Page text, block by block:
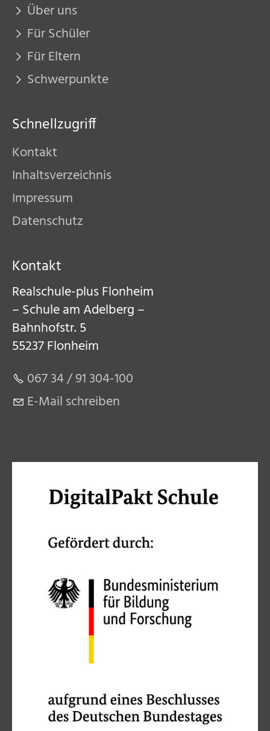
Über uns
Für Schüler
Für Eltern
Schwerpunkte
Schnellzugriff
Kontakt
Inhaltsverzeichnis
Impressum
Datenschutz
Kontakt
Realschule-plus Flonheim
– Schule am Adelberg –
Bahnhofstr. 5
55237 Flonheim
067 34 / 91 304-100
E-Mail schreiben